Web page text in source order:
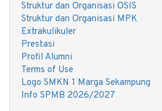
Struktur dan Organisasi OSIS
Struktur dan Organisasi MPK
Extrakulikuler
Prestasi
Profil Alumni
Terms of Use
Logo SMKN 1 Marga Sekampung
Info SPMB 2026/2027